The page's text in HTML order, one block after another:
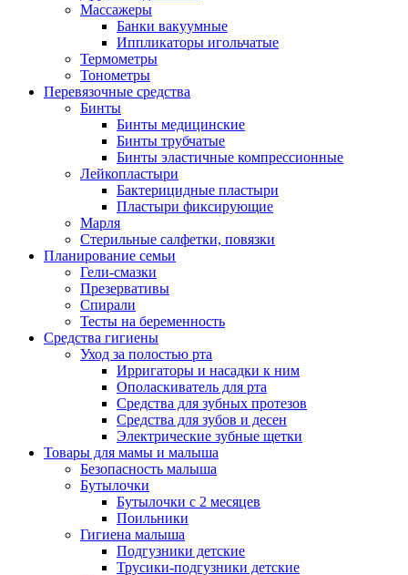
Массажеры
Банки вакуумные
Иппликаторы игольчатые
Термометры
Тонометры
Перевязочные средства
Бинты
Бинты медицинские
Бинты трубчатые
Бинты эластичные компрессионные
Лейкопластыри
Бактерицидные пластыри
Пластыри фиксирующие
Марля
Стерильные салфетки, повязки
Планирование семьи
Гели-смазки
Презервативы
Спирали
Тесты на беременность
Средства гигиены
Уход за полостью рта
Ирригаторы и насадки к ним
Ополаскиватель для рта
Средства для зубных протезов
Средства для зубов и десен
Электрические зубные щетки
Товары для мамы и малыша
Безопасность малыша
Бутылочки
Бутылочки с 2 месяцев
Поильники
Гигиена малыша
Подгузники детские
Трусики-подгузники детские